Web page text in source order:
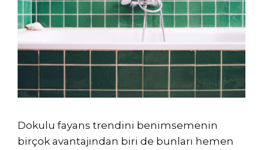
Dokulu fayans trendini benimsemenin
birçok avantajından biri de bunları hemen